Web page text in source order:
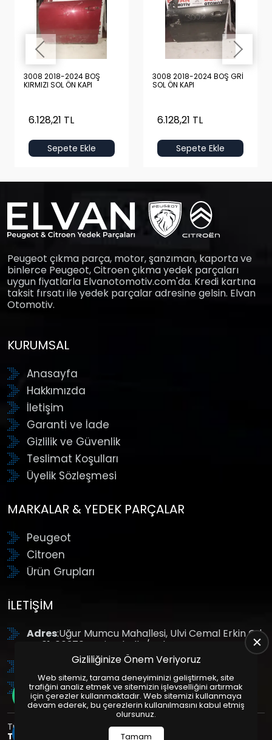
3008 2018-2024 BOŞ
KIRMIZI SOL ÖN KAPI
6.128,21 TL
Sepete Ekle
3008 2018-2024 BOŞ GRİ
SOL ÖN KAPI
6.128,21 TL
Sepete Ekle
Peugeot çıkma parça, motor, şanzıman, kaporta ve
binlerce Peugeot, Citroen çıkma yedek parçaları
uygun fiyatlarla Elvanotomotiv.com'da. Kredi kartına
taksit fırsatı ile yedek parçalar adresine gelsin. Elvan
Otomotiv.
KURUMSAL
Anasayfa
Hakkımızda
İletişim
Garanti ve İade
Gizlilik ve Güvenlik
Teslimat Koşulları
Üyelik Sözleşmesi
MARKALAR & YEDEK PARÇALAR
Peugeot
Citroen
Ürün Grupları
İLETIŞIM
Adres:Uğur Mumcu Mahallesi, Ulvi Cemal Erkin Cd.
No:61, 06370 Yenimahalle/Ankara
: +90 (312) 354 8888
GSM: +90 (532) 343 4085
Tüm Hakları Saklıdır. | Bu site Us Yazılım
Tasarım
Paketleri ile Hazırlanmıştır. © 2025
Gizliliğinize Önem Veriyoruz
Web sitemiz, tarama deneyiminizi geliştirmek, site
trafiğini analiz etmek ve sitemizin işlevselliğini artırmak
için çerezler kullanmaktadır. Web sitemizi kullanmaya
devam ederek, bu çerezlerin kullanılmasını kabul etmiş
olursunuz.
Tamam